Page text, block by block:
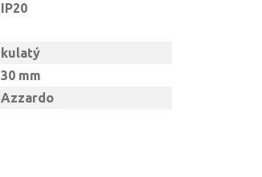
IP20
kulatý
30 mm
Azzardo